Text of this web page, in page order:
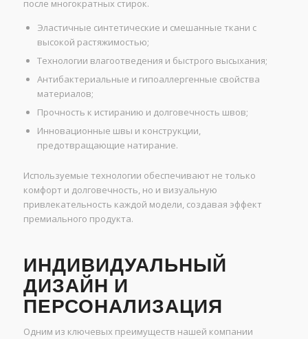
после многократных стирок.
Эластичные синтетические и смешанные ткани с
высокой растяжимостью;
Технологии влагоотведения и быстрого высыхания;
Антибактериальные и гипоаллергенные свойства
материалов;
Прочность к истиранию и долговечность швов;
Инновационные швы и конструкции,
предотвращающие натирание.
Используемые технологии обеспечивают не только
комфорт и долговечность, но и визуальную
привлекательность каждой модели, создавая эффект
премиального продукта.
ИНДИВИДУАЛЬНЫЙ
ДИЗАЙН И
ПЕРСОНАЛИЗАЦИЯ
Одним из ключевых преимуществ нашей компании